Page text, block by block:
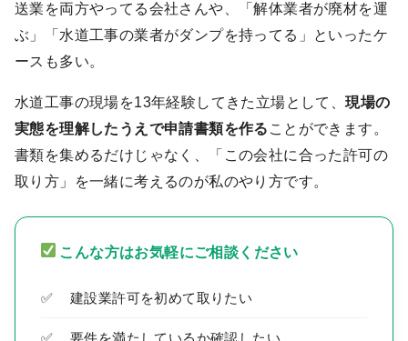
送業を両方やってる会社さんや、「解体業者が廃材を運
ぶ」「水道工事の業者がダンプを持ってる」といったケ
ースも多い。
水道工事の現場を13年経験してきた立場として、現場の
実態を理解したうえで申請書類を作る ことができます。
書類を集めるだけじゃなく、「この会社に合った許可の
取り方」を一緒に考えるのが私のやり方です。
こんな方はお気軽にご相談ください
建設業許可を初めて取りたい